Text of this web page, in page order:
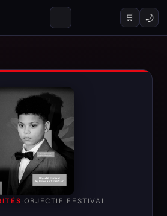
🛒 🌙
· OBJECTIF FESTIVAL